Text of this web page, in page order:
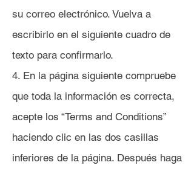
su correo electrónico. Vuelva a
escribirlo en el siguiente cuadro de
texto para confirmarlo.
4. En la página siguiente compruebe
que toda la información es correcta,
acepte los “Terms and Conditions”
haciendo clic en las dos casillas
inferiores de la página. Después haga